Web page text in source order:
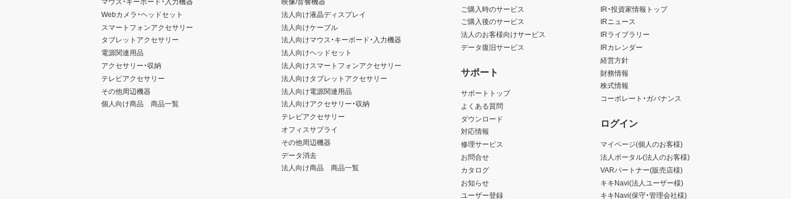
Webカメラ・ヘッドセット
スマートフォンアクセサリー
タブレットアクセサリー
電源関連用品
アクセサリー・収納
テレビアクセサリー
その他周辺機器
個人向け商品 商品一覧
法人向け液晶ディスプレイ
法人向けケーブル
法人向けマウス・キーボード・入力機器
法人向けヘッドセット
法人向けスマートフォンアクセサリー
法人向けタブレットアクセサリー
法人向け電源関連用品
法人向けアクセサリー・収納
テレビアクセサリー
オフィスサプライ
その他周辺機器
データ消去
法人向け商品 商品一覧
ご購入時のサービス
ご購入後のサービス
法人のお客様向けサービス
データ復旧サービス
サポート
サポートトップ
よくある質問
ダウンロード
対応情報
修理サービス
お問合せ
カタログ
お知らせ
ユーザー登録
IR・投資家情報トップ
IRニュース
IRライブラリー
IRカレンダー
経営方針
財務情報
株式情報
コーポレート・ガバナンス
ログイン
マイページ(個人のお客様)
法人ポータル(法人のお客様)
VARパートナー(販売店様)
キキNavi(法人ユーザー様)
キキNavi(保守・管理会社様)